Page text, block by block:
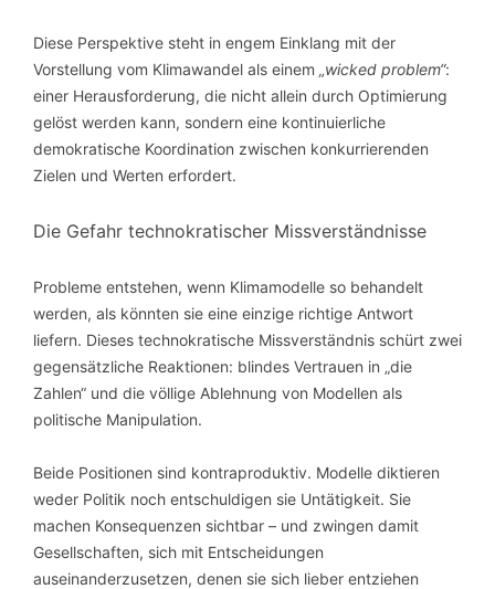
Diese Perspektive steht in engem Einklang mit der
Vorstellung vom Klimawandel als einem „wicked problem“:
einer Herausforderung, die nicht allein durch Optimierung
gelöst werden kann, sondern eine kontinuierliche
demokratische Koordination zwischen konkurrierenden
Zielen und Werten erfordert.
Die Gefahr technokratischer Missverständnisse
Probleme entstehen, wenn Klimamodelle so behandelt
werden, als könnten sie eine einzige richtige Antwort
liefern. Dieses technokratische Missverständnis schürt zwei
gegensätzliche Reaktionen: blindes Vertrauen in „die
Zahlen“ und die völlige Ablehnung von Modellen als
politische Manipulation.
Beide Positionen sind kontraproduktiv. Modelle diktieren
weder Politik noch entschuldigen sie Untätigkeit. Sie
machen Konsequenzen sichtbar – und zwingen damit
Gesellschaften, sich mit Entscheidungen
auseinanderzusetzen, denen sie sich lieber entziehen